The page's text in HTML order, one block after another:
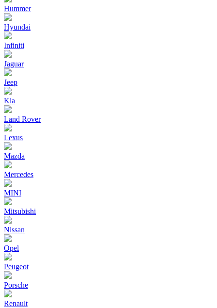
Hummer
Hyundai
Infiniti
Jaguar
Jeep
Kia
Land Rover
Lexus
Mazda
Mercedes
MINI
Mitsubishi
Nissan
Opel
Peugeot
Porsche
Renault